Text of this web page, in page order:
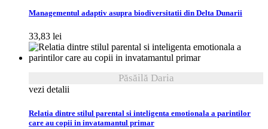
Managementul adaptiv asupra biodiversitatii din Delta Dunarii
33,83 lei
Păsăilă Daria
vezi detalii
Relatia dintre stilul parental si inteligenta emotionala a parintilor
care au copii in invatamantul primar